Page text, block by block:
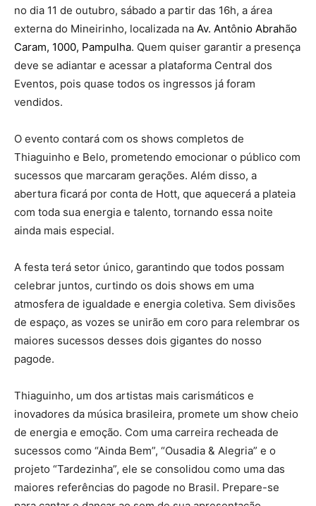
no dia 11 de outubro, sábado a partir das 16h, a área
externa do Mineirinho, localizada na Av. Antônio Abrahão
Caram, 1000, Pampulha. Quem quiser garantir a presença
deve se adiantar e acessar a plataforma Central dos
Eventos, pois quase todos os ingressos já foram
vendidos.
O evento contará com os shows completos de
Thiaguinho e Belo, prometendo emocionar o público com
sucessos que marcaram gerações. Além disso, a
abertura ficará por conta de Hott, que aquecerá a plateia
com toda sua energia e talento, tornando essa noite
ainda mais especial.
A festa terá setor único, garantindo que todos possam
celebrar juntos, curtindo os dois shows em uma
atmosfera de igualdade e energia coletiva. Sem divisões
de espaço, as vozes se unirão em coro para relembrar os
maiores sucessos desses dois gigantes do nosso
pagode.
Thiaguinho, um dos artistas mais carismáticos e
inovadores da música brasileira, promete um show cheio
de energia e emoção. Com uma carreira recheada de
sucessos como “Ainda Bem”, “Ousadia & Alegria” e o
projeto “Tardezinha”, ele se consolidou como uma das
maiores referências do pagode no Brasil. Prepare-se